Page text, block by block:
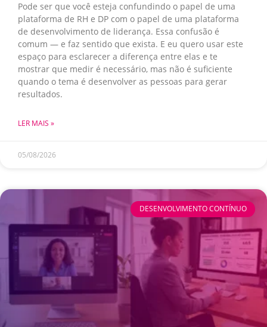
Pode ser que você esteja confundindo o papel de uma
plataforma de RH e DP com o papel de uma plataforma
de desenvolvimento de liderança. Essa confusão é
comum — e faz sentido que exista. E eu quero usar este
espaço para esclarecer a diferença entre elas e te
mostrar que medir é necessário, mas não é suficiente
quando o tema é desenvolver as pessoas para gerar
resultados.
LER MAIS »
05/08/2026
DESENVOLVIMENTO CONTÍNUO